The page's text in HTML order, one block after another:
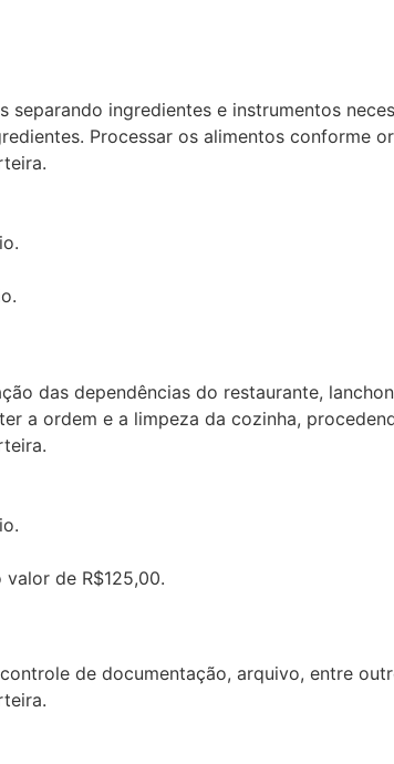
ingredientes e instrumentos
Processar os alimentos conforme
das dependências do restaurante,
a ordem e a limpeza da cozinha,
de R$125,00.
de documentação, arquivo, entre